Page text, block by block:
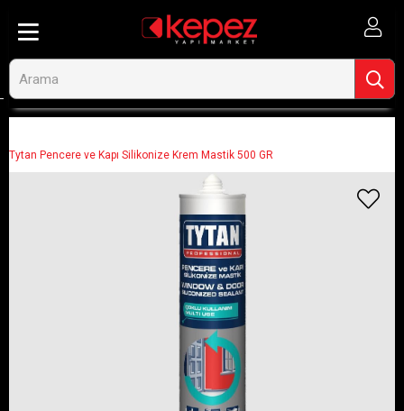
Tytan Pencere ve Kapı Silikonize Krem Mastik 500 GR